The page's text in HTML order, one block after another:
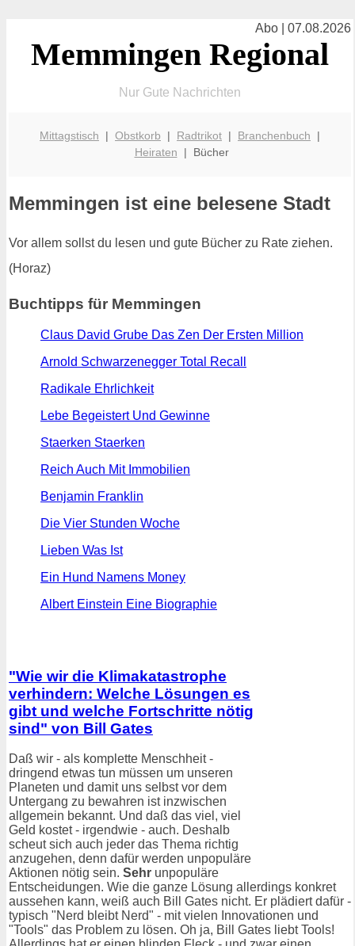
Abo | 07.08.2026
Memmingen Regional
Nur Gute Nachrichten
Mittagstisch | Obstkorb | Radtrikot | Branchenbuch |
Heiraten | Bücher
Memmingen ist eine belesene Stadt
Vor allem sollst du lesen und gute Bücher zu Rate ziehen.
(Horaz)
Buchtipps für Memmingen
Claus David Grube Das Zen Der Ersten Million
Arnold Schwarzenegger Total Recall
Radikale Ehrlichkeit
Lebe Begeistert Und Gewinne
Staerken Staerken
Reich Auch Mit Immobilien
Benjamin Franklin
Die Vier Stunden Woche
Lieben Was Ist
Ein Hund Namens Money
Albert Einstein Eine Biographie
"Wie wir die Klimakatastrophe
verhindern: Welche Lösungen es
gibt und welche Fortschritte nötig
sind" von Bill Gates
Daß wir - als komplette Menschheit -
dringend etwas tun müssen um unseren
Planeten und damit uns selbst vor dem
Untergang zu bewahren ist inzwischen
allgemein bekannt. Und daß das viel, viel
Geld kostet - irgendwie - auch. Deshalb
scheut sich auch jeder das Thema richtig
anzugehen, denn dafür werden unpopuläre
Aktionen nötig sein. Sehr unpopuläre
Entscheidungen. Wie die ganze Lösung allerdings konkret
aussehen kann, weiß auch Bill Gates nicht. Er plädiert dafür -
typisch "Nerd bleibt Nerd" - mit vielen Innovationen und
"Tools" das Problem zu lösen. Oh ja, Bill Gates liebt Tools!